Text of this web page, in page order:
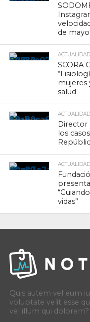
de mayo
ACTUALIDAD
SCORA
mujeres
salud
ACTUALIDAD
Director
los
ACTUALIDAD
vidas”
Quis autem vel eum
voluptate velit esse
vel illum qui dolorem?